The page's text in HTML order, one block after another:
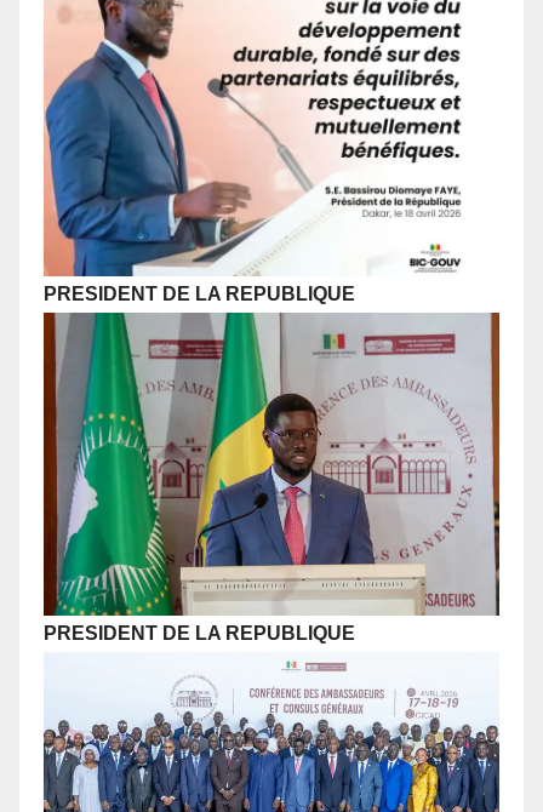
PRESIDENT DE LA REPUBLIQUE
PRESIDENT DE LA REPUBLIQUE